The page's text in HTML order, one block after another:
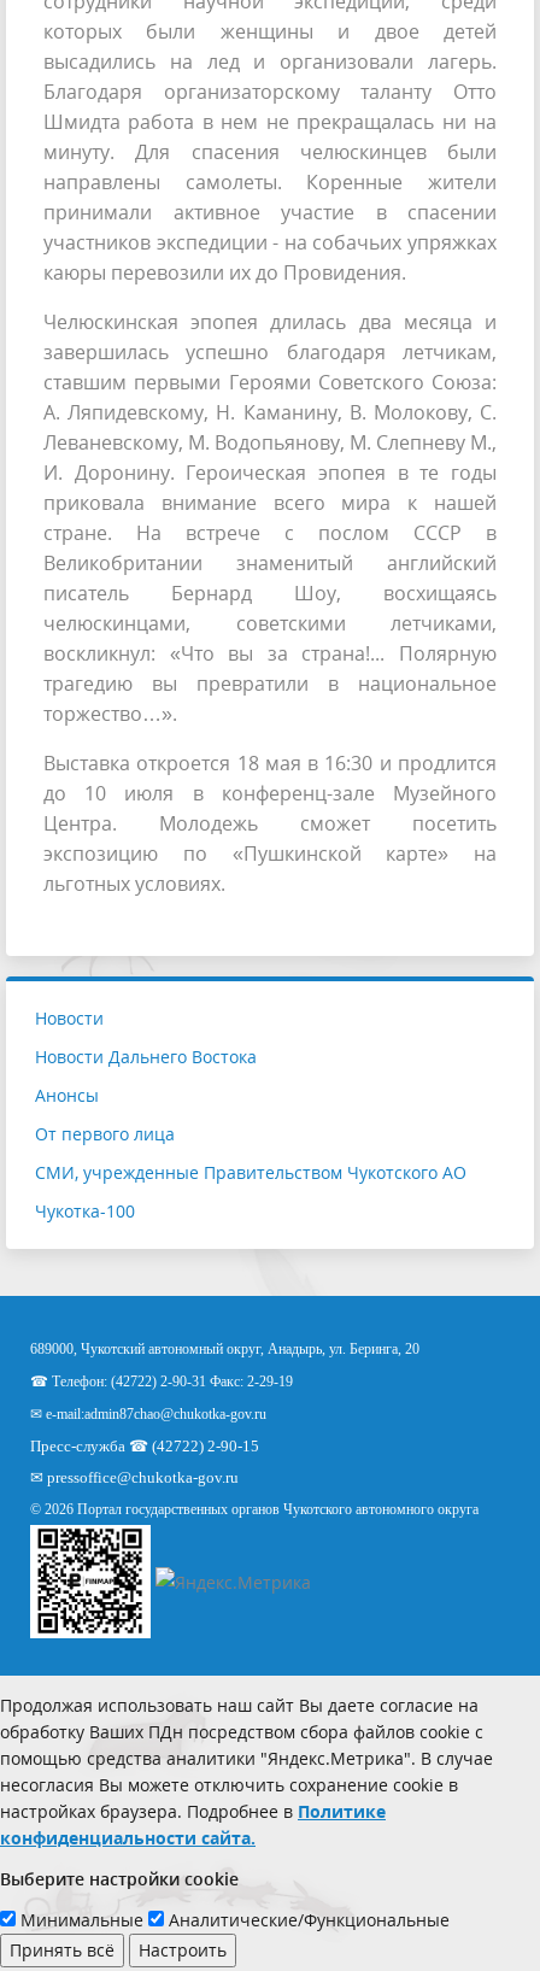
которых были женщины и двое детей
высадились на лед и организовали лагерь.
Благодаря организаторскому таланту Отто
Шмидта работа в нем не прекращалась ни на
минуту. Для спасения челюскинцев были
направлены самолеты. Коренные жители
принимали активное участие в спасении
участников экспедиции - на собачьих упряжках
каюры перевозили их до Провидения.
Челюскинская эпопея длилась два месяца и
завершилась успешно благодаря летчикам,
ставшим первыми Героями Советского Союза:
А. Ляпидевскому, Н. Каманину, В. Молокову, С.
Леваневскому, М. Водопьянову, М. Слепневу М.,
И. Доронину. Героическая эпопея в те годы
приковала внимание всего мира к нашей
стране. На встрече с послом СССР в
Великобритании знаменитый английский
писатель Бернард Шоу, восхищаясь
челюскинцами, советскими летчиками,
воскликнул: «Что вы за страна!... Полярную
трагедию вы превратили в национальное
торжество…».
Выставка откроется 18 мая в 16:30 и продлится
до 10 июля в конференц-зале Музейного
Центра. Молодежь сможет посетить
экспозицию по «Пушкинской карте» на
льготных условиях.
Новости
Новости Дальнего Востока
Анонсы
От первого лица
СМИ, учрежденные Правительством Чукотского АО
Чукотка-100
689000, Чукотский автономный округ, Анадырь, ул. Беринга, 20
☎ Телефон: (42722) 2-90-31 Факс: 2-29-19
✉ e-mail:admin87chao@chukotka-gov.ru
Пресс-служба ☎ (42722) 2-90-15
✉ pressoffice@chukotka-gov.ru
© 2026 Портал государственных органов Чукотского автономного округа
Продолжая использовать наш сайт Вы даете согласие на
обработку Ваших ПДн посредством сбора файлов cookie с
помощью средства аналитики "Яндекс.Метрика". В случае
несогласия Вы можете отключить сохранение cookie в
настройках браузера. Подробнее в Политике
конфиденциальности сайта.
Выберите настройки cookie
Минимальные
Аналитические/Функциональные
Принять всё
Настроить